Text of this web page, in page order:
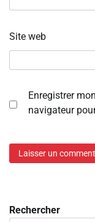
Site web
Enregistrer
navigateur
Rechercher